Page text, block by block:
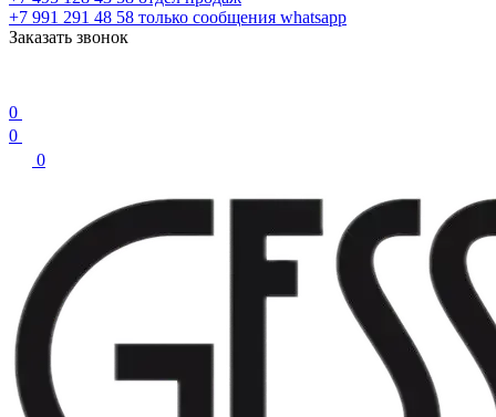
+7 991 291 48 58 только сообщения whatsapp
Заказать звонок
0
0
0